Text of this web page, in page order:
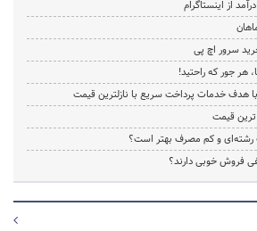
از اینستاگرام
هر جور که راحتید!
هدف خدمات پرداخت سریع با نازلترین قیمت
ترین قیمت
رشته‌ای و کم مصرف بهتر است؟
فروش خوبی دارند؟